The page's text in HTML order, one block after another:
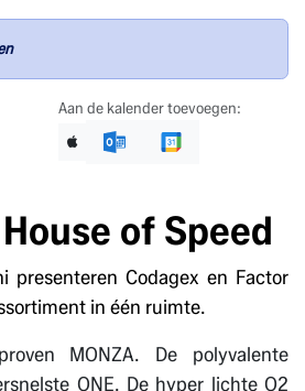
Aan de kalender toevoegen:
of Speed
presenteren Codagex en Factor
in één ruimte.
MONZA. De polyvalente
ONE. De hyper lichte O2